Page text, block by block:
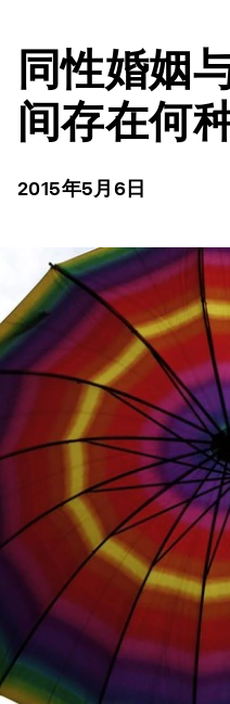
同性婚姻
间存在何
2015年5月6日